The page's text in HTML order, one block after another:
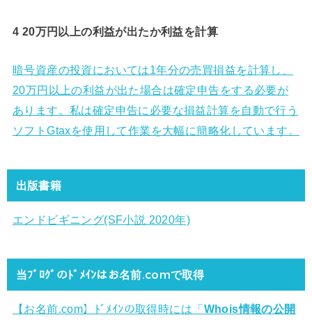
4 20万円以上の利益が出たか利益を計算
暗号資産の投資においては1年分の売買損益を計算し、
20万円以上の利益が出た場合は確定申告をする必要が
あります。私は確定申告に必要な損益計算を自動で行う
ソフトGtaxを使用して作業を大幅に簡略化しています。
出版書籍
エンドビギニング(SF小説 2020年)
当ﾌﾞﾛｸﾞのﾄﾞﾒｲﾝはお名前.comで取得
【お名前.com】ﾄﾞﾒｲﾝの取得時には「Whois情報の公開